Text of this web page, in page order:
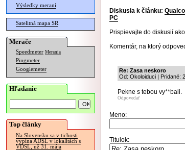
Výsledky meraní
Satelitná mapa SR
Merače
Speedmeter Merania
Pingmeter
Googlemeter
Hľadanie
Top články
Na Slovensku sa v tichosti
vypína ADSL v lokalitách s
VDSL, už 31. mája
Diskusia k článku:
PC
Prispievajte do diskusií ako
Komentár, na ktorý
Re: Zasa neskoro
Od: Okoloiduci | Pridané:
Pekne s tebou vy**bali.
Odpovedať
Meno:
Titulok: